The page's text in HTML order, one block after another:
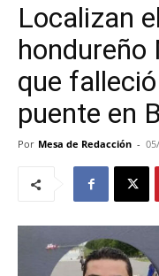
Localizan
hondureño
que
puente en
Por Mesa de Redacción -